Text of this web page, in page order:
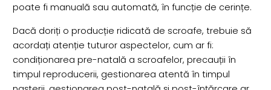
poate fi manuală sau automată, în funcție de cerințe.
Dacă doriți o producție ridicată de scroafe, trebuie să
acordați atenție tuturor aspectelor, cum ar fi:
condiționarea pre-natală a scroafelor, precauții în
timpul reproducerii, gestionarea atentă în timpul